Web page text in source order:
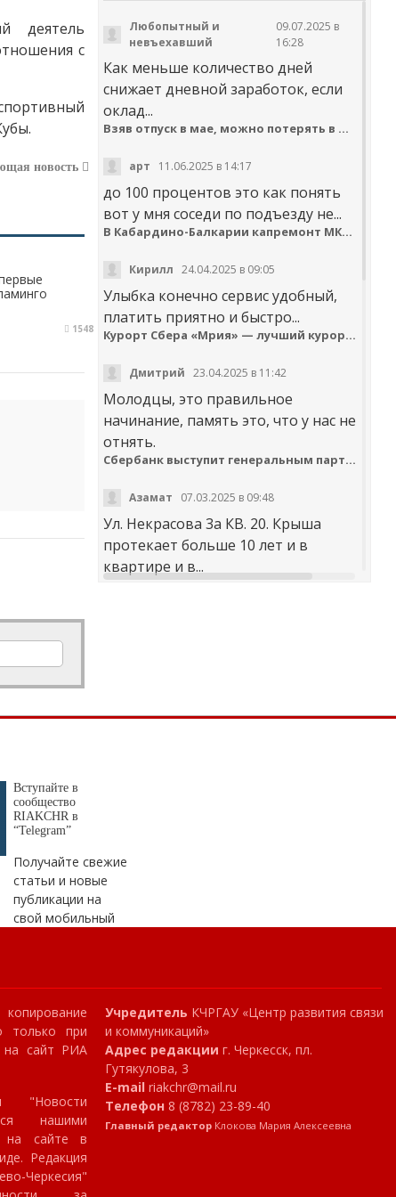
деятель
с
новость
1548
Любопытный и
невъехавший
09.07.2025 в
16:28
Как меньше количество дней
снижает дневной заработок, если
оклад...
Взяв отпуск в мае, можно потерять в деньгах
арт 11.06.2025 в 14:17
до 100 процентов это как понять
вот у мня соседи по подъезду не...
В Кабардино-Балкарии капремонт МКД идёт с опережением графика
Кирилл 24.04.2025 в 09:05
Улыбка конечно сервис удобный,
платить приятно и быстро...
Курорт Сбера «Мрия» — лучший курортный отель по версии Russian Hospitality Awards
Дмитрий 23.04.2025 в 11:42
Молодцы, это правильное
начинание, память это, что у нас не
отнять.
Сбербанк выступит генеральным партнером онлайн-шествия «Бессмертный полк»
Азамат 07.03.2025 в 09:48
Ул. Некрасова 3а КВ. 20. Крыша
протекает больше 10 лет и в
квартире и в...
дороги. не оставлять гребни ,не...
достойные, самый эффективный
Чушь!!! Танк 300!!!! 220 лошадей!!! 8
ступенчатая АКПП. Клиренс 224мм
Вы...
Боцман 04.12.2024 в 16:59
Вступайте в
сообщество
RIAKCHR в
“Telegram”
Получайте свежие
статьи и новые
публикации на
свой мобильный
только при
на сайт РИА
"Новости
нашими
на сайте в
Редакция
Черкесия"
Учредитель КЧРГАУ «Центр развития связи
и коммуникаций»
Адрес редакции г. Черкесск, пл.
Гутякулова, 3
E-mail riakchr@mail.ru
Телефон 8 (8782) 23-89-40
Главный редактор Клокова Мария Алексеевна